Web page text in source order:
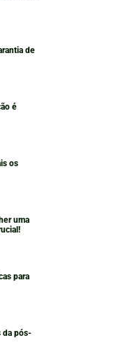
de
é
os
uma
para
da pós-